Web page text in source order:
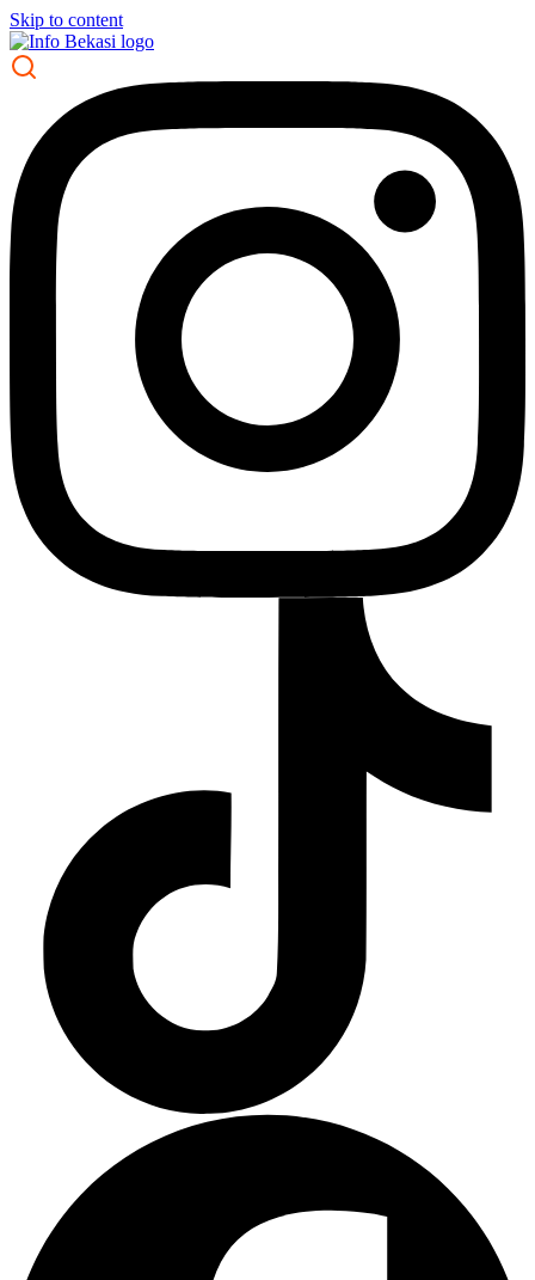
Skip to content